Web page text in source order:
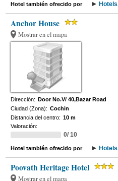
Hotel también ofrecido por
Anchor House
Mostrar en el mapa
Dirección: Door No.V/ 40,Bazar Road
Ciudad (Zona): Cochin
Distancia del centro: 10 m
Valoración:
0/ 10
Hotel también ofrecido por
Poovath Heritage Hotel
Mostrar en el mapa